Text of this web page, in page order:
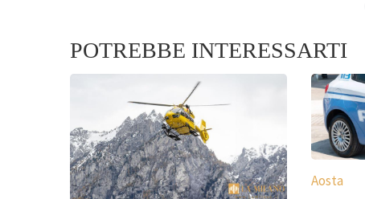
POTREBBE INTERESSARTI
Aosta